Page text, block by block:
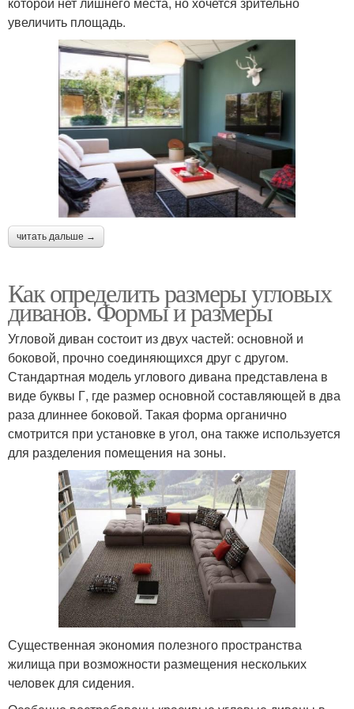
увеличить площадь.
читать дальше →
Как определить размеры угловых
диванов. Формы и размеры
Угловой диван состоит из двух частей: основной и
боковой, прочно соединяющихся друг с другом.
Стандартная модель углового дивана представлена в
виде буквы Г, где размер основной составляющей в два
раза длиннее боковой. Такая форма органично
смотрится при установке в угол, она также используется
для разделения помещения на зоны.
Существенная экономия полезного пространства
жилища при возможности размещения нескольких
человек для сидения.